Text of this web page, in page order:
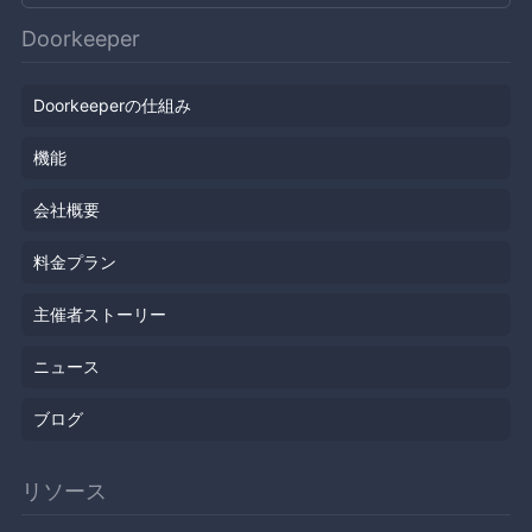
Doorkeeper
Doorkeeperの仕組み
機能
会社概要
料金プラン
主催者ストーリー
ニュース
ブログ
リソース